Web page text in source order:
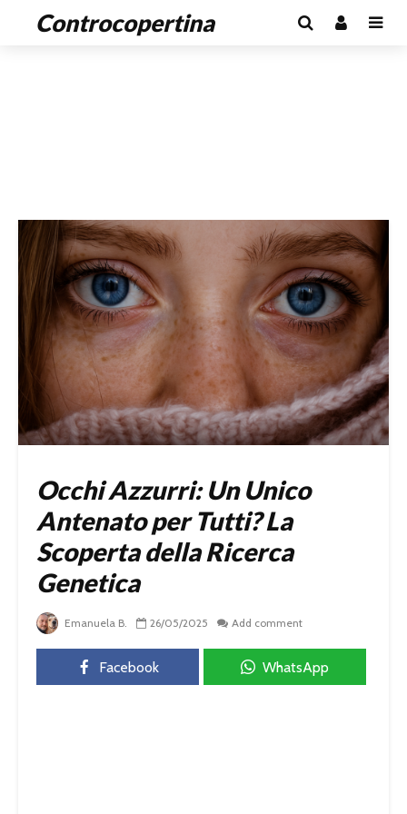
Controcopertina
Occhi Azzurri: Un Unico
Antenato per Tutti? La
Scoperta della Ricerca
Genetica
Emanuela B. 26/05/2025 Add comment
Facebook WhatsApp